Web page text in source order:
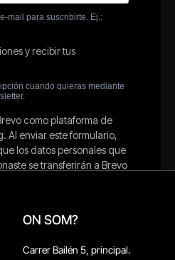
ON SOM?
Carrer Bailén 5, principal.